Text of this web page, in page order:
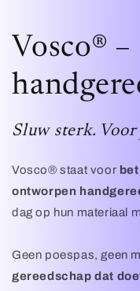
Vosco®
Sluw sterk.
Vosco® staat voor
ontworpen
dag op hun materiaal
Geen poespas, geen
gereedschap dat